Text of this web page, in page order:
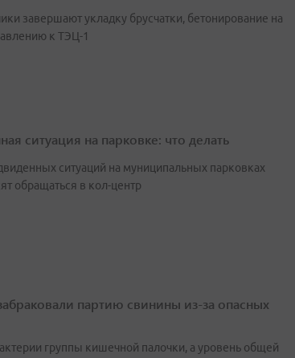
завершают укладку брусчатки, бетонирование на
к ТЭЦ-1
ситуация на парковке: что делать
ситуаций на муниципальных парковках
обращаться в кол-центр
партию свинины из-за опасных
группы кишечной палочки, а уровень общей